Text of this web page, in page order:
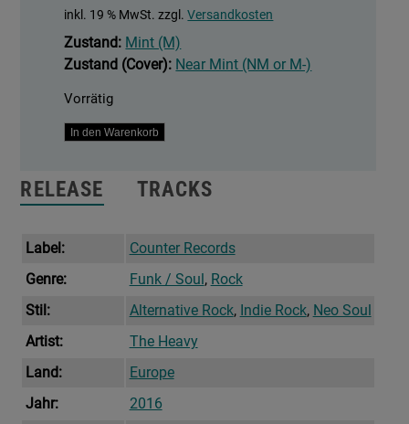
inkl. 19 % MwSt. zzgl.Versandkosten
Zustand: Mint (M)
Zustand (Cover): Near Mint (NM or M-)
Vorrätig
Hurt
Merciless
In den Warenkorb
RELEASE TRACKS
Label:
Counter Records
Genre:
Funk / Soul, Rock
Stil:
Alternative Rock, Indie Rock, Neo Soul
Artist:
The Heavy
Land:
Europe
Jahr:
2016